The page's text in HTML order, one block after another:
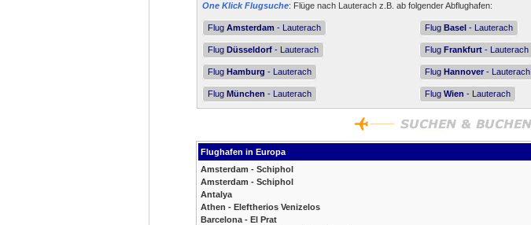
One Klick Flugsuche: Flüge nach Lauterach z.B. ab folgender Abflughafen:
Flug Amsterdam - Lauterach Flug Basel - Lauterach
Flug Düsseldorf - Lauterach Flug Frankfurt - Lauterach
Flug Hamburg - Lauterach Flug Hannover - Lauterach
Flug München - Lauterach Flug Wien - Lauterach
Flughafen in Europa
Amsterdam - Schiphol
Amsterdam - Schiphol
Antalya
Athen - Eleftherios Venizelos
Barcelona - El Prat